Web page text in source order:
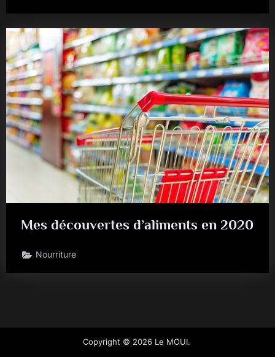
Mes découvertes d’aliments en 2020
Nourriture
Copyright © 2026 Le MOUI.